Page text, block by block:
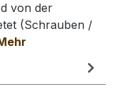
von der
(Schrauben /